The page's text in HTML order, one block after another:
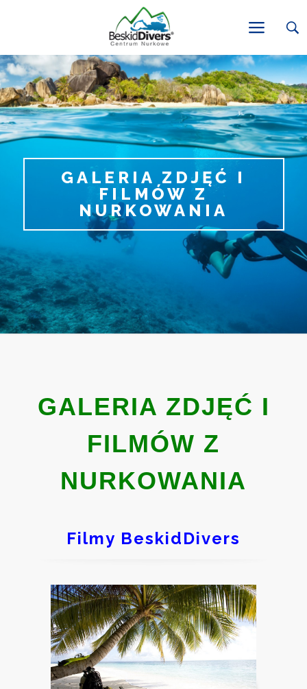
GALERIA ZDJĘĆ I
FILMÓW Z
NURKOWANIA
GALERIA ZDJĘĆ I
FILMÓW Z
NURKOWANIA
Filmy BeskidDivers